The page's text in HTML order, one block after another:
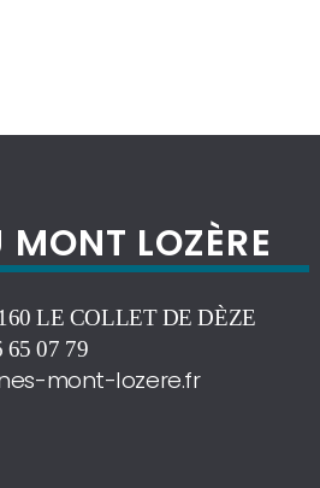
LOZÈRE
LE COLLET DE DÈZE
65 07 79
mont-lozere.fr